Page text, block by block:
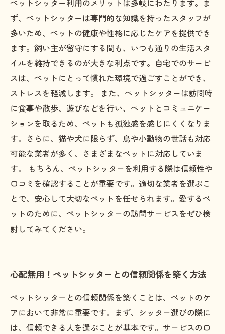
ペットシッター利用のメリットは多岐にわたります。ま
ず、ペットシッターは専門的な知識を持ったスタッフが
多いため、ペットの健康や性格に応じたケアを提供でき
ます。飼い主が留守にする間も、いつも通りの生活スタ
イルを維持できるのが大きな利点です。自宅でのサービ
スは、ペットにとって慣れた環境で過ごすことができ、
ストレスを軽減します。 また、ペットシッターは訪問時
に食事や散歩、遊びなどを行い、ペットとコミュニケー
ションを取るため、ペットも孤独感を感じにくくなりま
す。さらに、猫や犬に限らず、鳥や小動物の世話も対応
可能な業者が多く、さまざまなペットに対応していま
す。 もちろん、ペットシッターを利用する際は信頼性や
口コミを確認することが重要です。適切な業者を選ぶこ
とで、安心して大切なペットを任せられます。愛するペ
ットのために、ペットシッターの訪問サービスをぜひ検
討してみてください。
心配無用！ペットシッターとの信頼関係を築く方法
ペットシッターとの信頼関係を築くことは、ペットのケ
アにおいて非常に重要です。まず、シッター選びの際に
は、信頼できる人を選ぶことが基本です。サービスの口